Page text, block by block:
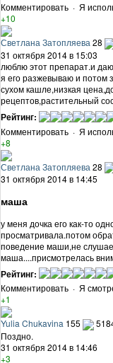
Комментировать · Я
+10
Светлана Затопляева 28
31 октября 2014 в 15:03
люблю этот препарат.и
я его разжевываю и потом
сухом кашле,низкая
рецептов,растительный
Рейтинг:
Комментировать · Я
+8
Светлана Затопляева 28
31 октября 2014 в 14:45
маша
у меня дочка его как-то
просматривала.потом
поведение маши,не
маша....присмотрелась
Рейтинг:
Комментировать · Я
+1
Yulia Chukavina 155
Поздно.
31 октября 2014 в 14:46
+3